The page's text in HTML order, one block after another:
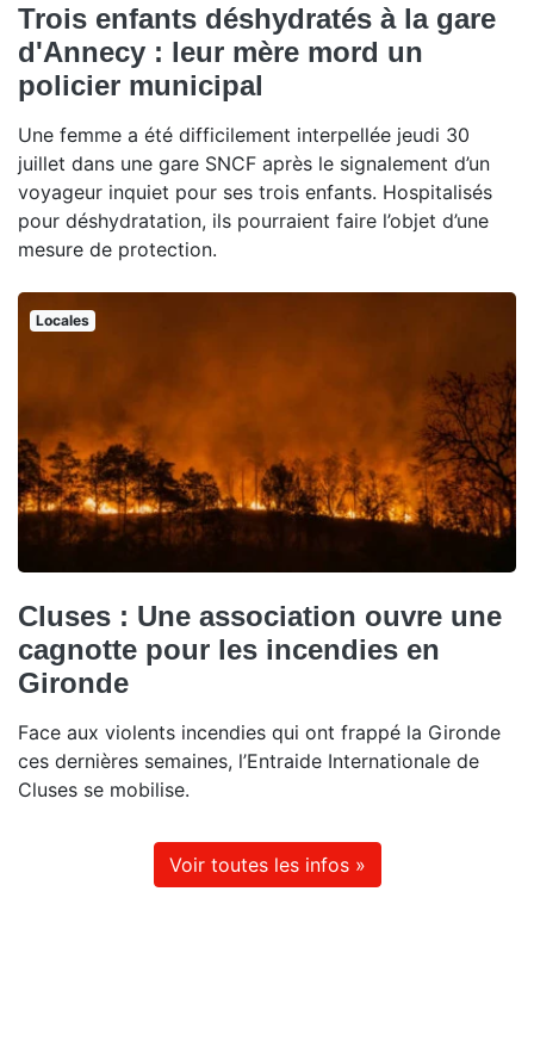
Trois enfants déshydratés à la gare
d'Annecy : leur mère mord un
policier municipal
Une femme a été difficilement interpellée jeudi 30
juillet dans une gare SNCF après le signalement d’un
voyageur inquiet pour ses trois enfants. Hospitalisés
pour déshydratation, ils pourraient faire l’objet d’une
mesure de protection.
Locales
Cluses : Une association ouvre une
cagnotte pour les incendies en
Gironde
Face aux violents incendies qui ont frappé la Gironde
ces dernières semaines, l’Entraide Internationale de
Cluses se mobilise.
Voir toutes les infos »